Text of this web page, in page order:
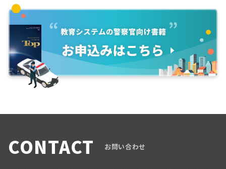
CONTACT お問い合わせ